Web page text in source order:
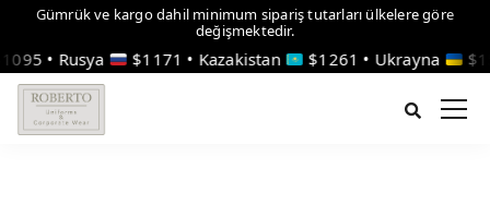
Gümrük ve kargo dahil minimum sipariş tutarları ülkelere göre
değişmektedir.
$1171 • Kazakistan $1261 • Ukrayna $1596 •